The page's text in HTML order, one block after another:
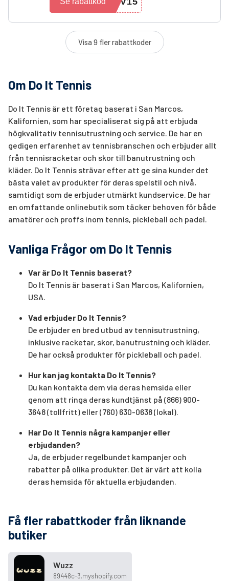
Visa 9 fler rabattkoder
Om Do It Tennis
Do It Tennis är ett företag baserat i San Marcos,
Kalifornien, som har specialiserat sig på att erbjuda
högkvalitativ tennisutrustning och service. De har en
gedigen erfarenhet av tennisbranschen och erbjuder allt
från tennisracketar och skor till banutrustning och
kläder. Do It Tennis strävar efter att ge sina kunder det
bästa valet av produkter för deras spelstil och nivå,
samtidigt som de erbjuder utmärkt kundservice. De har
en omfattande onlinebutik som täcker behoven för både
amatörer och proffs inom tennis, pickleball och padel.
Vanliga Frågor om Do It Tennis
Var är Do It Tennis baserat?
Do It Tennis är baserat i San Marcos, Kalifornien,
USA.
Vad erbjuder Do It Tennis?
De erbjuder en bred utbud av tennisutrustning,
inklusive racketar, skor, banutrustning och kläder.
De har också produkter för pickleball och padel.
Hur kan jag kontakta Do It Tennis?
Du kan kontakta dem via deras hemsida eller
genom att ringa deras kundtjänst på (866) 900-
3648 (tollfritt) eller (760) 630-0638 (lokal).
Har Do It Tennis några kampanjer eller
erbjudanden?
Ja, de erbjuder regelbundet kampanjer och
rabatter på olika produkter. Det är värt att kolla
deras hemsida för aktuella erbjudanden.
Få fler rabattkoder från liknande
butiker
Wuzz
89448c-3.myshopify.com